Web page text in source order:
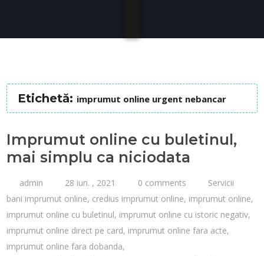
Etichetă: imprumut online urgent nebancar
Imprumut online cu buletinul,
mai simplu ca niciodata
admin 28 iun. , 2021 0 comments
Servicii
bani imprumut online, credius imprumut online, imprumut online,
imprumut online cu buletinul, imprumut online cu istoric negativ,
imprumut online direct pe card, imprumut online fara acte,
imprumut online fara dobanda,